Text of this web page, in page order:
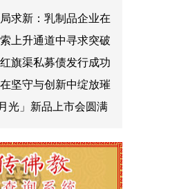
求新：乳制品企业在
上升通道中寻求突破
旗渠私募债发行成功
坚守与创新中绽放璀
光」新品上市会圆满